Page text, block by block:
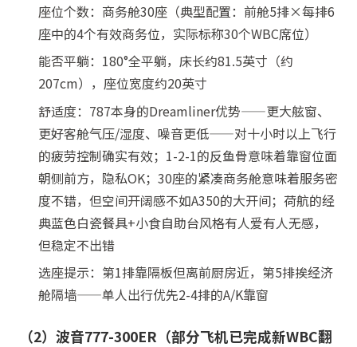
座位个数：商务舱30座（典型配置：前舱5排×每排6
座中的4个有效商务位，实际标称30个WBC席位）
能否平躺：180°全平躺，床长约81.5英寸（约
207cm），座位宽度约20英寸
舒适度：787本身的Dreamliner优势——更大舷窗、
更好客舱气压/湿度、噪音更低——对十小时以上飞行
的疲劳控制确实有效；1-2-1的反鱼骨意味着靠窗位面
朝侧前方，隐私OK；30座的紧凑商务舱意味着服务密
度不错，但空间开阔感不如A350的大开间；荷航的经
典蓝色白瓷餐具+小食自助台风格有人爱有人无感，
但稳定不出错
选座提示：第1排靠隔板但离前厨房近，第5排挨经济
舱隔墙——单人出行优先2-4排的A/K靠窗
（2）波音777-300ER（部分飞机已完成新WBC翻